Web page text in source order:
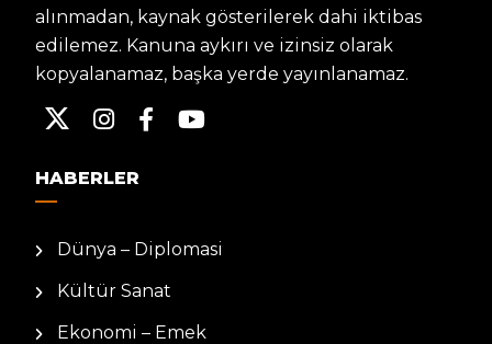
alınmadan, kaynak gösterilerek dahi iktibas
edilemez. Kanuna aykırı ve izinsiz olarak
kopyalanamaz, başka yerde yayınlanamaz.
HABERLER
Dünya – Diplomasi
Kültür Sanat
Ekonomi – Emek